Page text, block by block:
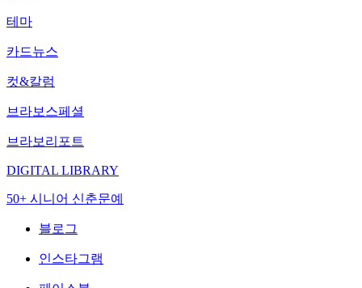
테마
카드뉴스
컷&칼럼
브라보스페셜
브라보리포트
DIGITAL LIBRARY
50+ 시니어 신춘문예
블로그
인스타그램